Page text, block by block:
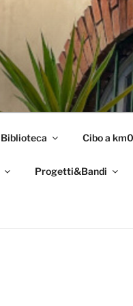
Biblioteca Cibo a km0
Progetti&Bandi